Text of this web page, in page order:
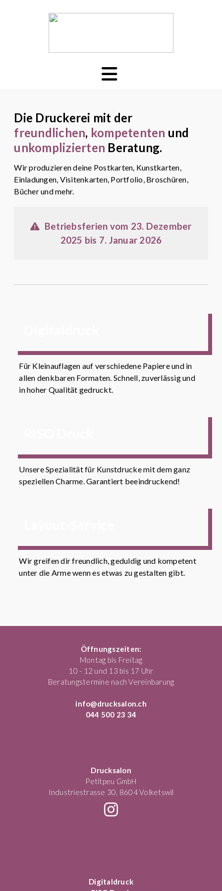
Die Druckerei mit der
freundlichen, kompetenten und
unkomplizierten Beratung.
Wir produzieren deine Postkarten, Kunstkarten,
Einladungen, Visitenkarten, Portfolio, Broschüren,
Bücher und mehr.
Betriebsferien vom 23. Dezember
2025 bis 7. Januar 2026
Für Kleinauflagen auf verschiedene Papiere und in
allen denkbaren Formaten. Schnell, zuverlässig und
in hoher Qualität gedruckt.
Unsere Spezialität für Kunstdrucke mit dem ganz
speziellen Charme. Garantiert beeindruckend!
Wir greifen dir freundlich, geduldig und kompetent
unter die Arme wenn es etwas zu gestalten gibt.
Öffnungszeiten:
Montag bis Freitag
10 - 12 und 13 bis 17 Uhr
Beratungstermine nach Vereinbarung
info@drucksalon.ch
044 500 23 34
Drucksalon
Petitpeu GmbH
Industriestrasse 30, 8604 Volketswil
Digitaldruck